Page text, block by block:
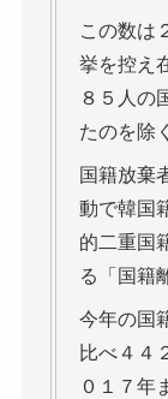
この数は
挙を控え
８５人の
たのを除
国籍放棄
動で韓国
的二重国
る「国籍
今年の国
比べ４４
０１７年